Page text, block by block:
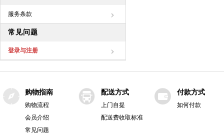
服务条款
常见问题
登录与注册
购物指南
购物流程
会员介绍
常见问题
配送方式
上门自提
配送费收取标准
付款方式
如何付款